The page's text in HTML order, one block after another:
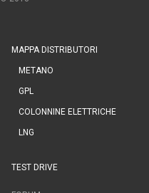
MAPPA DISTRIBUTORI
METANO
GPL
COLONNINE ELETTRICHE
LNG
TEST DRIVE